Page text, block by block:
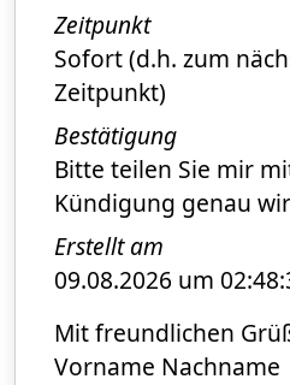
Zeitpunkt
Sofort (d.h. zum
Zeitpunkt)
Bestätigung
Bitte teilen Sie mir
Kündigung genau
Erstellt am
09.08.2026 um
Mit freundlichen
Vorname Nachname